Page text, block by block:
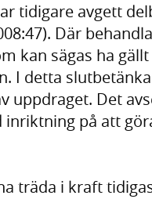
tidigare avgett
Där
kan sägas ha
I detta
uppdraget. Det
på att
träda i kraft